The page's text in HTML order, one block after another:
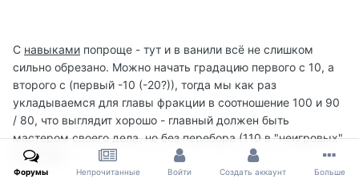
С навыками попроще - тут и в ванили всё не слишком
сильно обрезано. Можно начать градацию первого с 10, а
второго с (первый -10 (-20?)), тогда мы как раз
укладываемся для главы фракции в соотношение 100 и 90
/ 80, что выглядит хорошо - главный должен быть
мастером своего дела, но без перебора (110 в "неигровых"
в ванили).
Форумы Непрочитанные Войти Создать аккаунт Больше